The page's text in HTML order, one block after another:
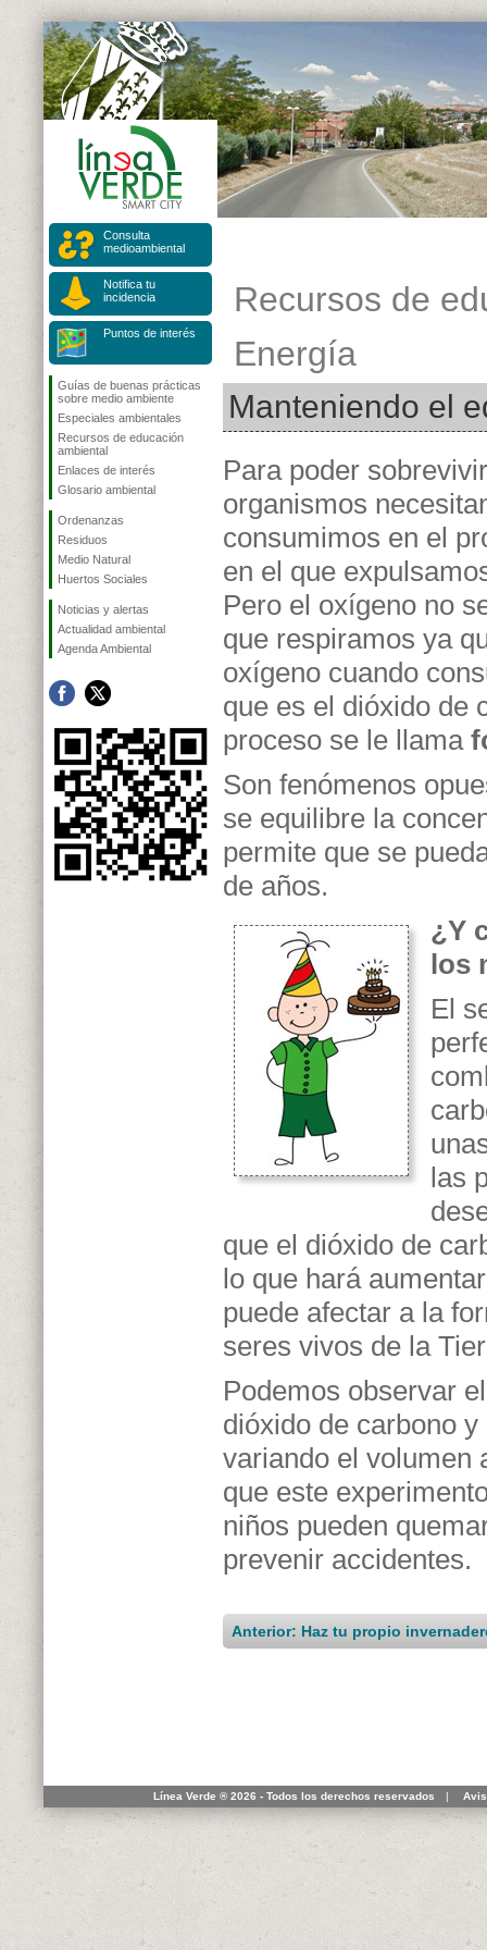
Consulta
medioambiental
Notifica tu
incidencia
Puntos de interés
Guías de buenas prácticas
sobre medio ambiente
Especiales ambientales
Recursos de educación
ambiental
Enlaces de interés
Glosario ambiental
Ordenanzas
Residuos
Medio Natural
Huertos Sociales
Noticias y alertas
Actualidad ambiental
Agenda Ambiental
Recursos de
Energía
Manteniendo el
Para poder
organismos
consumimos en el
en el que
Pero el oxígeno no
que respiramos ya
oxígeno cuando
que es el dióxido de
proceso se le llama
Son fenómenos
se equilibre la
permite que se
de años.
¿Y
los
El
las
que el dióxido de
lo que hará
puede afectar a la
seres vivos de la
Podemos observar
dióxido de carbono
variando el volumen
que este
niños pueden
prevenir accidentes.
Anterior: Haz tu propio
Línea Verde ® 2026 - Todos los derechos reservados |